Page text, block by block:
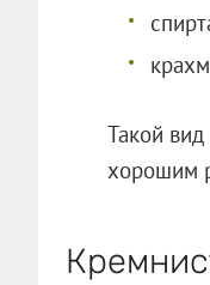
Такой
хорошим